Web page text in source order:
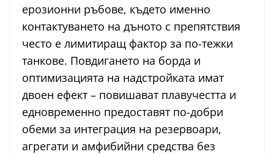
ерозионни ръбове, където именно
контактуването на дъното с препятствия
често е лимитиращ фактор за по-тежки
танкове. Повдигането на борда и
оптимизацията на надстройката имат
двоен ефект – повишават плавучестта и
едновременно предоставят по-добри
обеми за интеграция на резервоари,
агрегати и амфибийни средства без